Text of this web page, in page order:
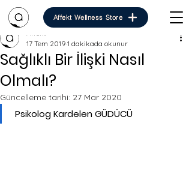
Affekt Wellness Store
Sağlıklı Bir İlişki Nasıl
Olmalı?
Affekt
17 Tem 2019 1 dakikada okunur
Güncelleme tarihi: 27 Mar 2020
Psikolog Kardelen GÜDÜCÜ